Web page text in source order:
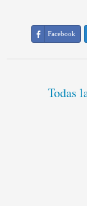
Facebook
Todas